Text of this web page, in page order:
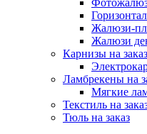
Жалюзи-
Жалюзи
Карнизы на заказ
Ламбрекены на
Мягкие
Текстиль на
Тюль на заказ